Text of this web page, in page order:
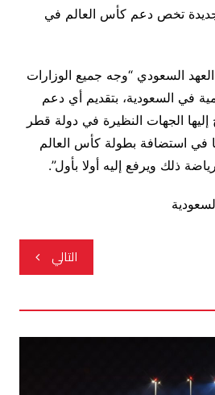
تخص دعم كأس العالم في
السعودي “وجه جميع الوزارات
في السعودية، بتقديم أي دعم
الجهات النظيرة في دولة قطر
في استضافة بطولة كأس العالم
التالي